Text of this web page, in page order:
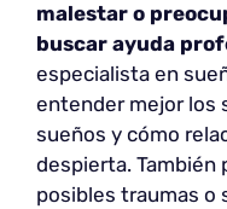
malestar o
buscar ayuda
especialista en
entender mejor los
sueños y cómo
despierta. También
posibles traumas o